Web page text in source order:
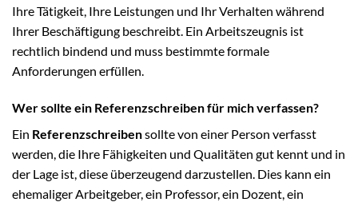
Ihre Tätigkeit, Ihre Leistungen und Ihr Verhalten während
Ihrer Beschäftigung beschreibt. Ein Arbeitszeugnis ist
rechtlich bindend und muss bestimmte formale
Anforderungen erfüllen.
Wer sollte ein Referenzschreiben für mich verfassen?
Ein Referenzschreibensollte von einer Person verfasst
werden, die Ihre Fähigkeiten und Qualitäten gut kennt und in
der Lage ist, diese überzeugend darzustellen. Dies kann ein
ehemaliger Arbeitgeber, ein Professor, ein Dozent, ein